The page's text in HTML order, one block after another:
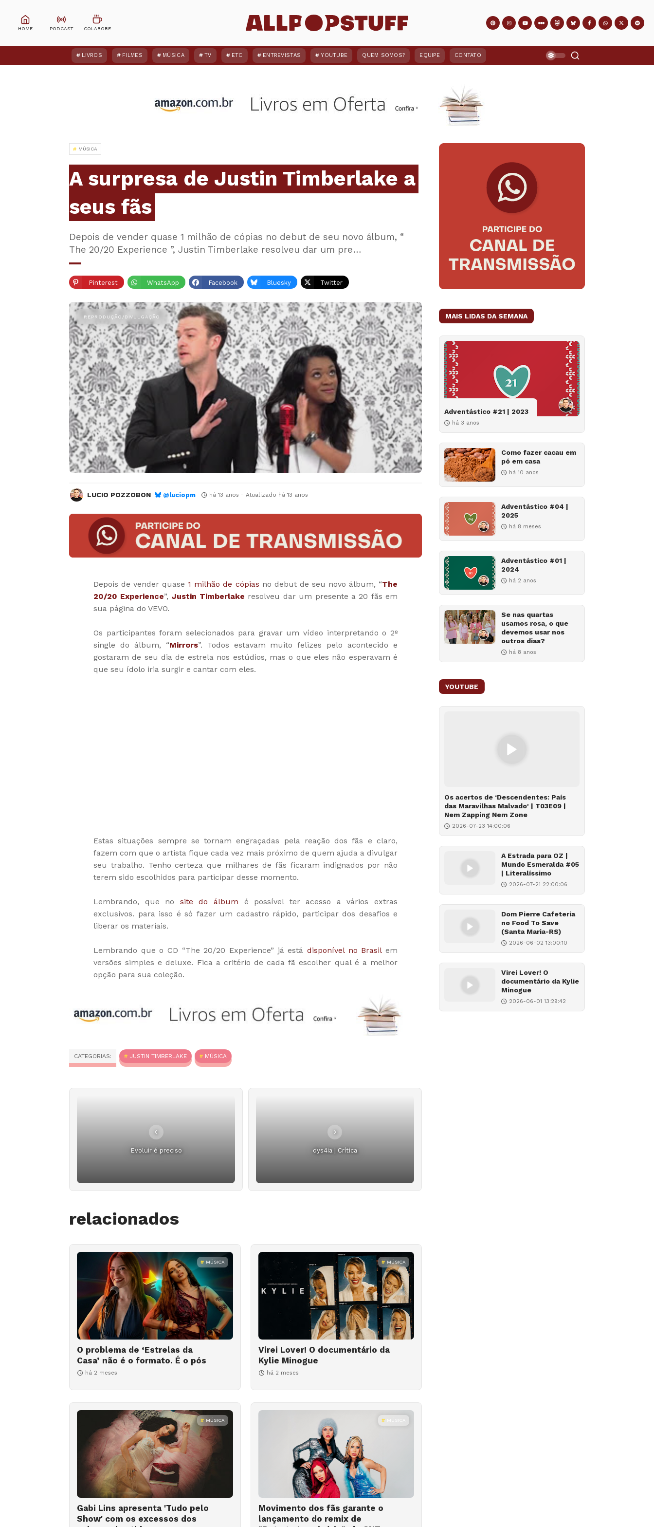
LIVROS FILMES MÚSICA TV ETC ENTREVISTAS YOUTUBE QUEM SOMOS? EQUIPE CONTATO
MÚSICA
A surpresa de Justin Timberlake a
seus fãs
Depois de vender quase 1 milhão de cópias no debut de seu novo álbum, “
The 20/20 Experience ”, Justin Timberlake resolveu dar um pre…
Pinterest WhatsApp Facebook Bluesky Twitter
LUCIO POZZOBON @luciopm há 13 anos - Atualizado há 13 anos
Depois de vender quase 1 milhão de cópias no debut de seu novo álbum, “The
20/20 Experience”, Justin Timberlake resolveu dar um presente a 20 fãs em
sua página do VEVO.
Os participantes foram selecionados para gravar um vídeo interpretando o 2º
single do álbum, “Mirrors”. Todos estavam muito felizes pelo acontecido e
gostaram de seu dia de estrela nos estúdios, mas o que eles não esperavam é
que seu ídolo iria surgir e cantar com eles.
Estas situações sempre se tornam engraçadas pela reação dos fãs e claro,
fazem com que o artista fique cada vez mais próximo de quem ajuda a divulgar
seu trabalho. Tenho certeza que milhares de fãs ficaram indignados por não
terem sido escolhidos para participar desse momento.
Lembrando, que no site do álbum é possível ter acesso a vários extras
exclusivos. para isso é só fazer um cadastro rápido, participar dos desafios e
liberar os materiais.
Lembrando que o CD “The 20/20 Experience” já está disponível no Brasilem
versões simples e deluxe. Fica a critério de cada fã escolher qual é a melhor
opção para sua coleção.
CATEGORIAS: JUSTIN TIMBERLAKE MÚSICA
Evoluir é preciso dys4ia | Crítica
relacionados
MÚSICA
O problema de ‘Estrelas da
Casa’ não é o formato. É o pós
há 2 meses
MÚSICA
Virei Lover! O documentário da
Kylie Minogue
há 2 meses
MÚSICA
Gabi Lins apresenta 'Tudo pelo
Show' com os excessos dos
MÚSICA
Movimento dos fãs garante o
lançamento do remix de
MAIS LIDAS DA SEMANA
Adventástico #21 | 2023
há 3 anos
Como fazer cacau em
pó em casa
há 10 anos
Adventástico #04 |
2025
há 8 meses
Adventástico #01 |
2024
há 2 anos
Se nas quartas
usamos rosa, o que
devemos usar nos
outros dias?
há 8 anos
YOUTUBE
Os acertos de ‘Descendentes: País
das Maravilhas Malvado' | T03E09 |
Nem Zapping Nem Zone
2026-07-23 14:00:06
A Estrada para OZ |
Mundo Esmeralda #05
| Literalíssimo
2026-07-21 22:00:06
Dom Pierre Cafeteria
no Food To Save
(Santa Maria-RS)
2026-06-02 13:00:10
Virei Lover! O
documentário da Kylie
Minogue
2026-06-01 13:29:42